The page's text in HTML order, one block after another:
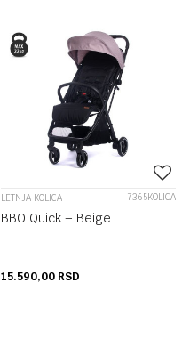
LETNJA KOLICA 7365KOLICA
BBO Quick – Beige
15.590,00 RSD